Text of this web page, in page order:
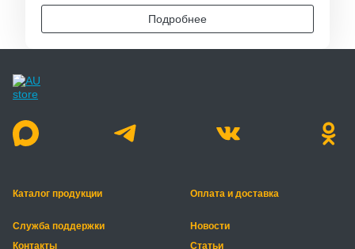
Подробнее
Каталог продукции Оплата и доставка
Служба поддержки
Новости
Контакты
Статьи